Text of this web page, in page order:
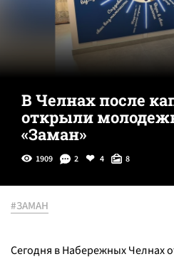
В Челнах после
открыли
«Заман»
1909 2 4 8
#ЗАМАН
Сегодня в Набережных Челнах